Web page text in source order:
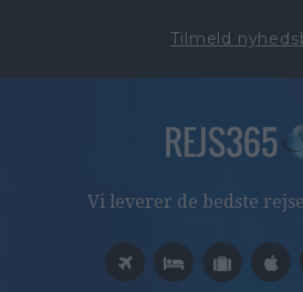
Tilmeld
Vi leverer de bedste